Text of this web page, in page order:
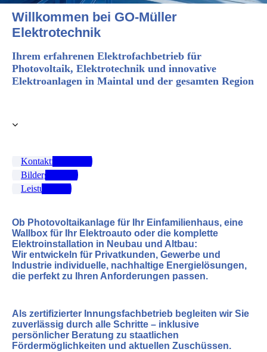
Willkommen bei GO-Müller
Elektrotechnik
Ihrem erfahrenen Elektrofachbetrieb für
Photovoltaik, Elektrotechnik und innovative
Elektroanlagen in Maintal und der gesamten Region
Kontaktformular
Bildergalerie
Leistungen
Ob Photovoltaikanlage für Ihr Einfamilienhaus, eine
Wallbox für Ihr Elektroauto oder die komplette
Elektroinstallation in Neubau und Altbau:
Wir entwickeln für Privatkunden, Gewerbe und
Industrie individuelle, nachhaltige Energielösungen,
die perfekt zu Ihren Anforderungen passen.
Als zertifizierter Innungsfachbetrieb begleiten wir Sie
zuverlässig durch alle Schritte – inklusive
persönlicher Beratung zu staatlichen
Fördermöglichkeiten und aktuellen Zuschüssen.